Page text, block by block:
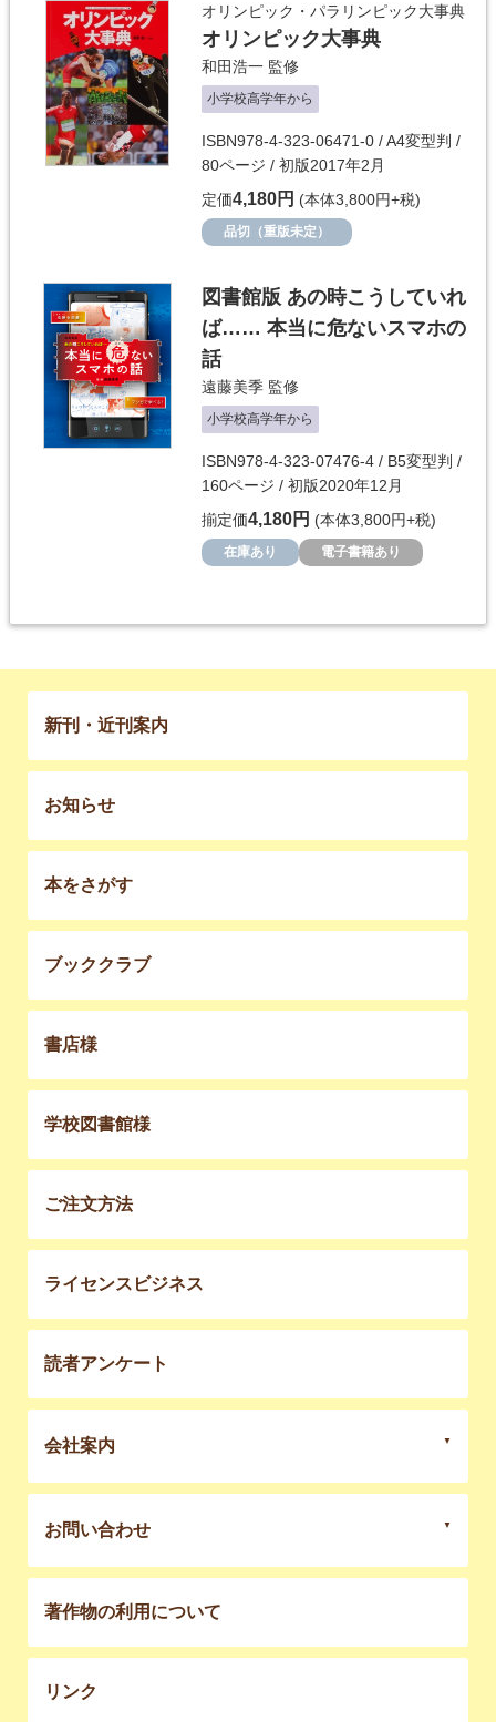
オリンピック・パラリンピック大事典
オリンピック大事典
和田浩一 監修
小学校高学年から
ISBN978-4-323-06471-0 / A4変型判 /
80ページ / 初版2017年2月
定価4,180円 (本体3,800円+税)
品切（重版未定）
図書館版 あの時こうしていれ
ば…… 本当に危ないスマホの
話
遠藤美季 監修
小学校高学年から
ISBN978-4-323-07476-4 / B5変型判 /
160ページ / 初版2020年12月
揃定価4,180円 (本体3,800円+税)
在庫あり 電子書籍あり
新刊・近刊案内
お知らせ
本をさがす
ブッククラブ
書店様
学校図書館様
ご注文方法
ライセンスビジネス
読者アンケート
会社案内
お問い合わせ
著作物の利用について
リンク